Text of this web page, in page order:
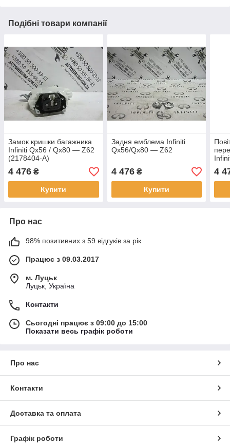
Подібні товари компанії
Замок кришки багажника
Infiniti Qx56 / Qx80 — Z62
(2178404-A)
4 476 ₴
Купити
Задня емблема Infiniti
Qx56/Qx80 — Z62
4 476₴
Купити
4
Про нас
98% позитивних з 59 відгуків за рік
Працює з 09.03.2017
м. Луцьк
Луцьк, Україна
Контакти
Сьогодні працює з 09:00 до 15:00
Показати весь графік роботи
Про нас
Контакти
Доставка та оплата
Графік роботи